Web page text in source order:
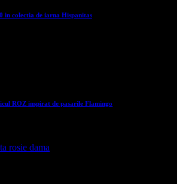
in colectia de iarna Hispanitas
ROZ inspirat de pasarile Flamingo